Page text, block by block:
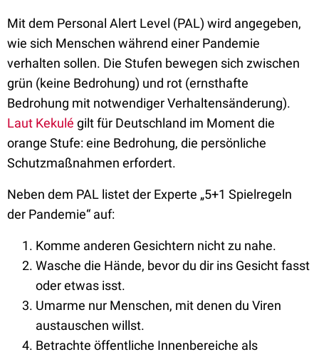
Mit dem Personal Alert Level (PAL) wird angegeben,
wie sich Menschen während einer Pandemie
verhalten sollen. Die Stufen bewegen sich zwischen
grün (keine Bedrohung) und rot (ernsthafte
Bedrohung mit notwendiger Verhaltensänderung).
Laut Kekulé gilt für Deutschland im Moment die
orange Stufe: eine Bedrohung, die persönliche
Schutzmaßnahmen erfordert.
Neben dem PAL listet der Experte „5+1 Spielregeln
der Pandemie“ auf:
Komme anderen Gesichtern nicht zu nahe.
Wasche die Hände, bevor du dir ins Gesicht fasst
oder etwas isst.
Umarme nur Menschen, mit denen du Viren
austauschen willst.
Betrachte öffentliche Innenbereiche als